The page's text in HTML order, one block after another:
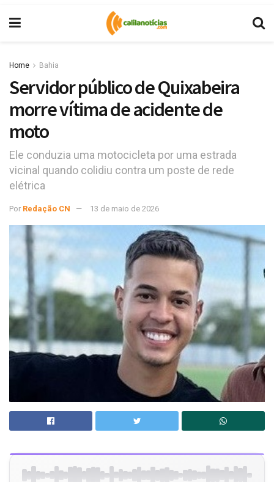
Home Bahia
Servidor público de Quixabeira
morre vítima de acidente de
moto
Ele conduzia uma motocicleta por uma estrada
vicinal quando colidiu contra um poste de rede
elétrica
Por Redação CN 13 de maio de 2026